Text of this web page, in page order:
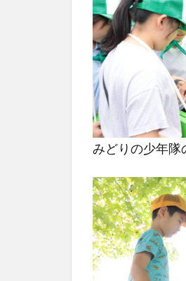
みどりの少年隊